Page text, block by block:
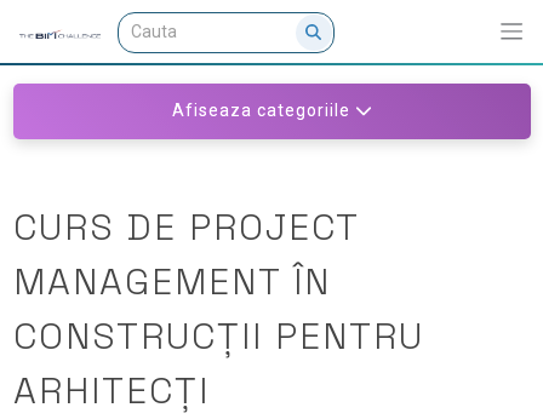
Afiseaza categoriile
CURS DE PROJECT
MANAGEMENT ÎN
CONSTRUCȚII PENTRU
ARHITECȚI